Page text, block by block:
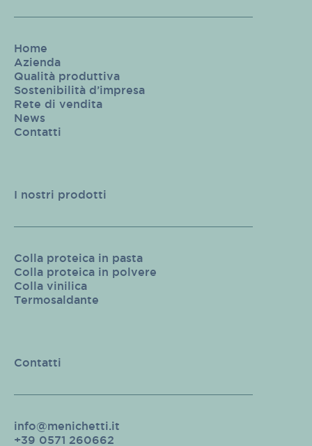
Home
Azienda
Qualità produttiva
Sostenibilità d’impresa
Rete di vendita
News
Contatti
I nostri prodotti
Colla proteica in pasta
Colla proteica in polvere
Colla vinilica
Termosaldante
Contatti
info@menichetti.it
+39 0571 260662